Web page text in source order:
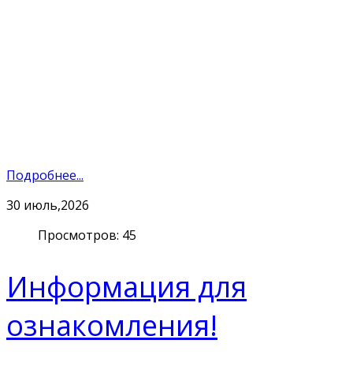
Подробнее...
30 июль,2026
Просмотров: 45
Информация для
ознакомления!